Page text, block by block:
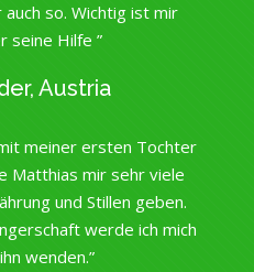
so. Wichtig ist mir
seine Hilfe ”
Austria
meiner ersten Tochter
Matthias mir sehr viele
und Stillen geben.
werde ich mich
wenden.”